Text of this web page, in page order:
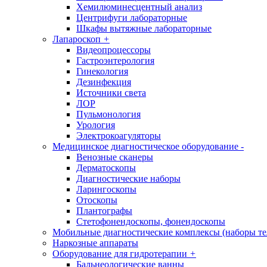
Хемилюминесцентный анализ
Центрифуги лабораторные
Шкафы вытяжные лабораторные
Лапароскоп +
Видеопроцессоры
Гастроэнтерология
Гинекология
Дезинфекция
Источники света
ЛОР
Пульмонология
Урология
Электрокоагуляторы
Медицинское диагностическое оборудование -
Венозные сканеры
Дерматоскопы
Диагностические наборы
Ларингоскопы
Отоскопы
Плантографы
Стетофонендоскопы, фонендоскопы
Мобильные диагностические комплексы (наборы
Наркозные аппараты
Оборудование для гидротерапии +
Бальнеологические ванны